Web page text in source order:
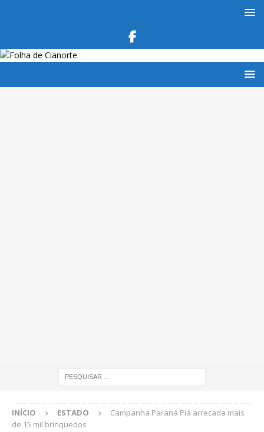
INÍCIO ESTADO
Campanha Paraná Piá arrecada mais
de 15 mil brinquedos